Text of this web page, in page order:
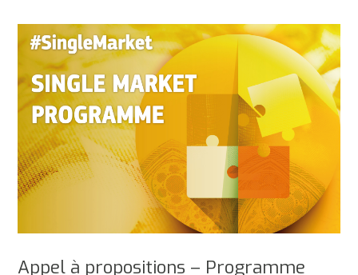
Appel à propositions – Programme